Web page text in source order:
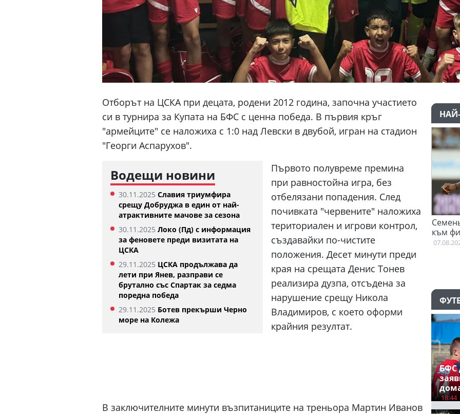
Отборът на ЦСКА при децата, родени 2012 година, започна участието
си в турнира за Купата на БФС с ценна победа. В първия кръг
"армейците" се наложиха с 1:0 над Левски в двубой, игран на стадион
"Георги Аспарухов".
Водещи новини
30.11.2025 Славия триумфира
срещу Добруджа в един от най-
атрактивните мачове за сезона
30.11.2025 Локо (Пд) с информация
за феновете преди визитата на
ЦСКА
29.11.2025 ЦСКА продължава да
лети при Янев, разправи се
брутално със Спартак за седма
поредна победа
29.11.2025 Ботев прекърши Черно
море на Колежа
Първото полувреме премина
при равностойна игра, без
отбелязани попадения. След
почивката "червените" наложиха
териториален и игрови контрол,
създавайки по-чистите
положения. Десет минути преди
края на срещата Денис Тонев
реализира дузпа, отсъдена за
нарушение срещу Никола
Владимиров, с което оформи
крайния резултат.
В заключителните минути възпитаниците на треньора Мартин Иванов
Къри няма намерение да напуска
07.08.2026
Семеньо: Трябва да се
към философията на Мареска
07.08.2026
БФС
18:44